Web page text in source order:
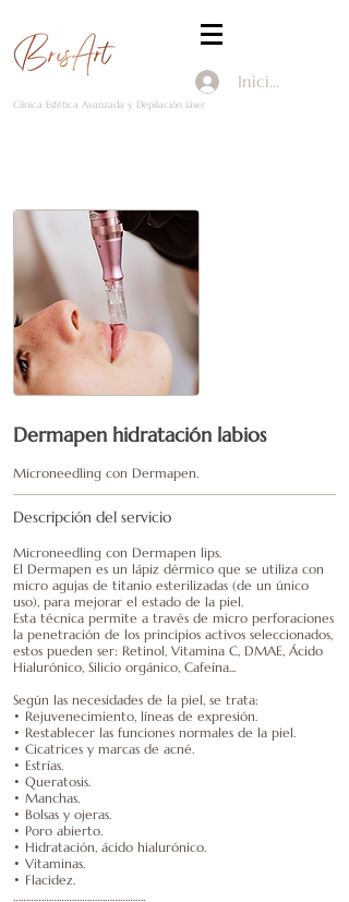
Iniciar Sesión
Clínica Estética Avanzada y Depilación láser
Dermapen hidratación labios
Microneedling con Dermapen.
Descripción del servicio
Microneedling con Dermapen lips.
El Dermapen es un lápiz dérmico que se utiliza con
micro agujas de titanio esterilizadas (de un único
uso), para mejorar el estado de la piel.
Esta técnica permite a través de micro perforaciones
la penetración de los principios activos seleccionados,
estos pueden ser: Retinol, Vitamina C, DMAE, Ácido
Hialurónico, Silicio orgánico, Cafeína...
Según las necesidades de la piel, se trata:
• Rejuvenecimiento, líneas de expresión.
• Restablecer las funciones normales de la piel.
• Cicatrices y marcas de acné.
• Estrías.
• Queratosis.
• Manchas.
• Bolsas y ojeras.
• Poro abierto.
• Hidratación, ácido hialurónico.
• Vitaminas.
• Flacidez.